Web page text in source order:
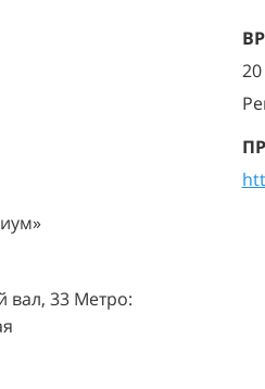
вал, 33 Метро: